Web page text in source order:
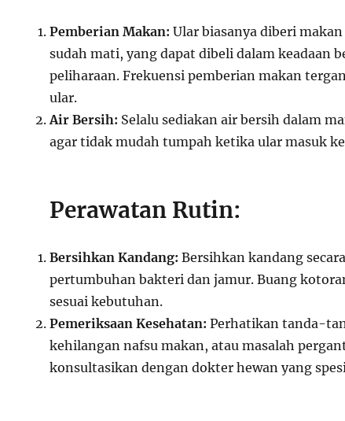
Pemberian Makan: Ular biasanya diberi
sudah mati, yang dapat dibeli dalam keadaan
peliharaan. Frekuensi pemberian makan
ular.
Air Bersih: Selalu sediakan air bersih dalam
agar tidak mudah tumpah ketika ular masuk
Perawatan Rutin:
Bersihkan Kandang: Bersihkan kandang
pertumbuhan bakteri dan jamur. Buang
sesuai kebutuhan.
Pemeriksaan Kesehatan: Perhatikan tanda-
kehilangan nafsu makan, atau masalah
konsultasikan dengan dokter hewan yang